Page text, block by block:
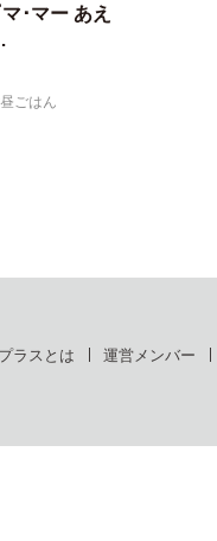
･マー あえ
昼ごはん
ラスとは 運営メンバー